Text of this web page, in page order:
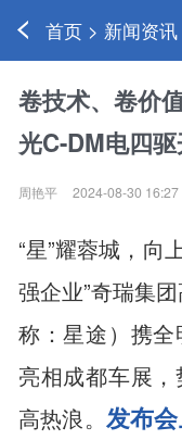
首页 > 新闻资
卷技术、卷价
光C-DM电四
周艳平 2024-08-30 16:27
“星”耀蓉城，向
强企业”奇瑞集
称：星途）携
亮相成都车展
高热浪。 发布